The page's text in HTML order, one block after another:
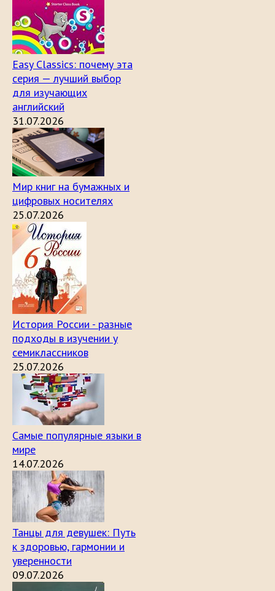
Easy Classics: почему эта
серия — лучший выбор
для изучающих
английский
31.07.2026
Мир книг на бумажных и
цифровых носителях
25.07.2026
История России - разные
подходы в изучении у
семиклассников
25.07.2026
Самые популярные языки в
мире
14.07.2026
Танцы для девушек: Путь
к здоровью, гармонии и
уверенности
09.07.2026